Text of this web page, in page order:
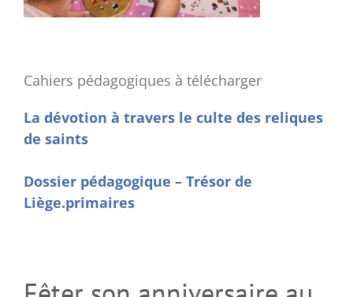
Cahiers pédagogiques à télécharger
La dévotion à travers le culte des reliques
de saints
Dossier pédagogique – Trésor de
Liège.primaires